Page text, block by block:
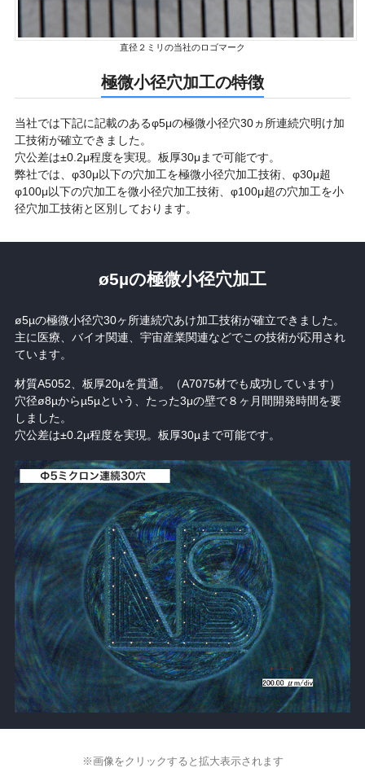
直径２ミリの当社のロゴマーク
極微小径穴加工の特徴
当社では下記に記載のあるφ5μの極微小径穴30ヵ所連続穴明け加
工技術が確立できました。
穴公差は±0.2μ程度を実現。板厚30μまで可能です。
弊社では、φ30μ以下の穴加工を極微小径穴加工技術、φ30μ超
φ100μ以下の穴加工を微小径穴加工技術、φ100μ超の穴加工を小
径穴加工技術と区別しております。
ø5µの極微小径穴加工
ø5µの極微小径穴30ヶ所連続穴あけ加工技術が確立できました。
主に医療、バイオ関連、宇宙産業関連などでこの技術が応用され
ています。
材質A5052、板厚20µを貫通。（A7075材でも成功しています）
穴径ø8µからµ5µという、たった3μの壁で８ヶ月間開発時間を要
しました。
穴公差は±0.2µ程度を実現。板厚30µまで可能です。
※画像をクリックすると拡大表示されます